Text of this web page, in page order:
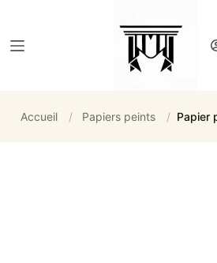
Accueil / Papiers peints / Papier